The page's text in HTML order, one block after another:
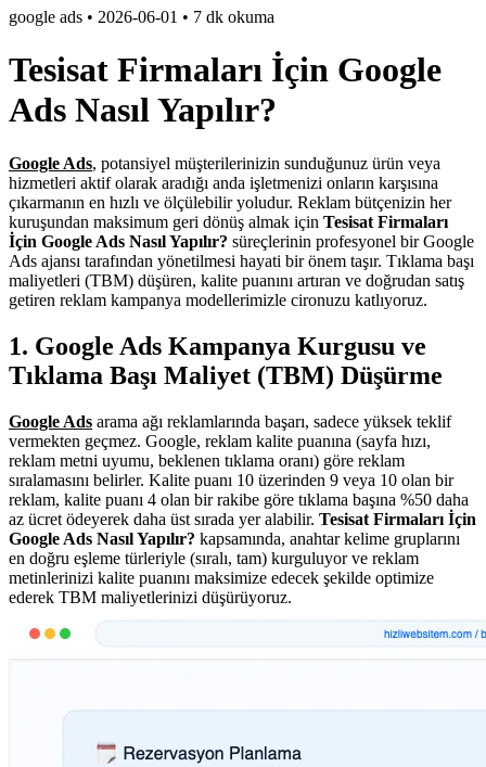
google ads • 2026-06-01 • 7 dk okuma
Tesisat Firmaları İçin Google
Ads Nasıl Yapılır?
Google Ads, potansiyel müşterilerinizin sunduğunuz ürün veya
hizmetleri aktif olarak aradığı anda işletmenizi onların karşısına
çıkarmanın en hızlı ve ölçülebilir yoludur. Reklam bütçenizin her
kuruşundan maksimum geri dönüş almak için Tesisat Firmaları
İçin Google Ads Nasıl Yapılır? süreçlerinin profesyonel bir Google
Ads ajansı tarafından yönetilmesi hayati bir önem taşır. Tıklama başı
maliyetleri (TBM) düşüren, kalite puanını artıran ve doğrudan satış
getiren reklam kampanya modellerimizle cironuzu katlıyoruz.
1. Google Ads Kampanya Kurgusu ve
Tıklama Başı Maliyet (TBM) Düşürme
Google Ads arama ağı reklamlarında başarı, sadece yüksek teklif
vermekten geçmez. Google, reklam kalite puanına (sayfa hızı,
reklam metni uyumu, beklenen tıklama oranı) göre reklam
sıralamasını belirler. Kalite puanı 10 üzerinden 9 veya 10 olan bir
reklam, kalite puanı 4 olan bir rakibe göre tıklama başına %50 daha
az ücret ödeyerek daha üst sırada yer alabilir. Tesisat Firmaları İçin
Google Ads Nasıl Yapılır? kapsamında, anahtar kelime gruplarını
en doğru eşleme türleriyle (sıralı, tam) kurguluyor ve reklam
metinlerinizi kalite puanını maksimize edecek şekilde optimize
ederek TBM maliyetlerinizi düşürüyoruz.